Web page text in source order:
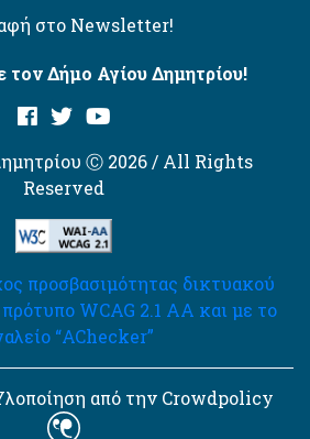
στο Newsletter!
τον Δήμο Αγίου Δημητρίου!
Ⓒ 2026 / All Rights
Reserved
προσβασιμότητας δικτυακού
WCAG 2.1 AA και με το
“AChecker”
από την Crowdpolicy